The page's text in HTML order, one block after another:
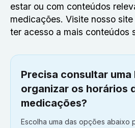
estar ou com conteúdos
medicações. Visite nosso
ter acesso a mais conteúdos
Precisa consultar uma
organizar os horários
medicações?
Escolha uma das opções abaixo